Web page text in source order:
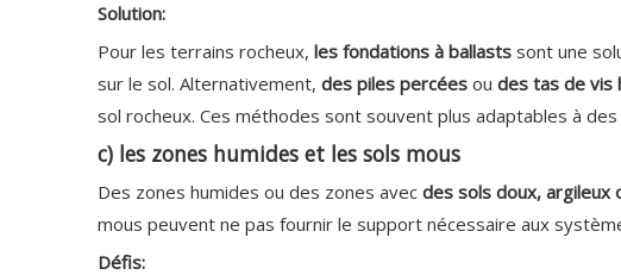
Solution:
Pour les terrains rocheux, les fondations à ballasts sont une
sur le sol. Alternativement, des piles percées ou des tas de vis
sol rocheux. Ces méthodes sont souvent plus adaptables à
c) les zones humides et les sols mous
Des zones humides ou des zones avec des sols doux, argileux
mous peuvent ne pas fournir le support nécessaire aux
Défis: